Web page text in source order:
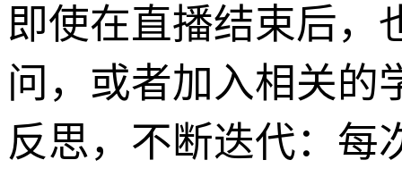
即使在直播结束后，
问，或者加入相关的
反思，不断迭代：每